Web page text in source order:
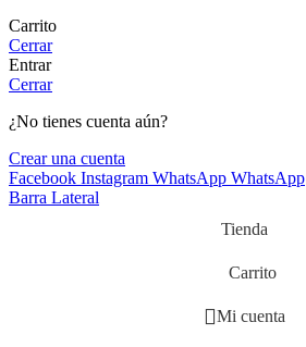
Carrito
Cerrar
Entrar
Cerrar
¿No tienes cuenta aún?
Crear una cuenta
Facebook Instagram WhatsApp WhatsApp
Barra Lateral
Tienda
Carrito
Mi cuenta